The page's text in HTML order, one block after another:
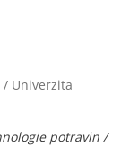
/ Univerzita
potravin /